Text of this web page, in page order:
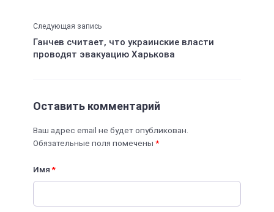
Следующая запись
Ганчев считает, что украинские власти
проводят эвакуацию Харькова
Оставить комментарий
Ваш адрес email не будет опубликован.
Обязательные поля помечены *
Имя*